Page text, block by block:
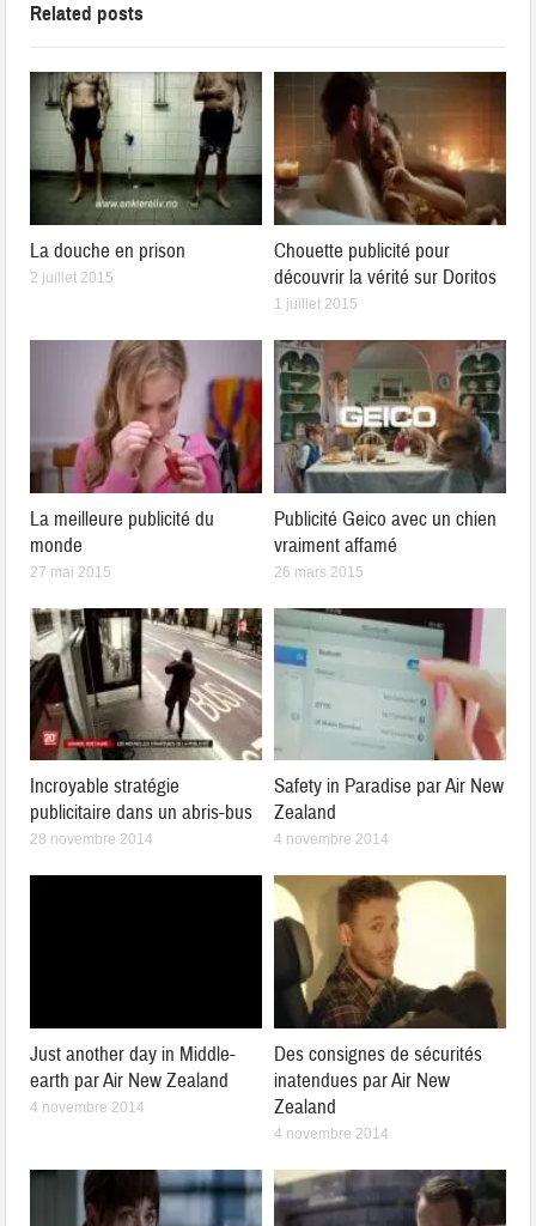
Related posts
La douche en prison
2 juillet 2015
Chouette publicité pour
découvrir la vérité sur Doritos
1 juillet 2015
La meilleure publicité du
monde
27 mai 2015
Publicité Geico avec un chien
vraiment affamé
26 mars 2015
Incroyable stratégie
publicitaire dans un abris-bus
28 novembre 2014
Safety in Paradise par Air New
Zealand
4 novembre 2014
Just another day in Middle-
earth par Air New Zealand
4 novembre 2014
Des consignes de sécurités
inatendues par Air New
Zealand
4 novembre 2014